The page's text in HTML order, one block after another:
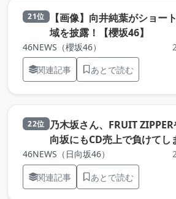
21位
【画像】向井純葉がショー
域を披露！【櫻坂46】
46NEWS（櫻坂46）
関連記事
あとで読む
22位 乃木坂さん、FRUIT
向坂にもCD売上で負けてし
46NEWS（日向坂46）
関連記事
あとで読む